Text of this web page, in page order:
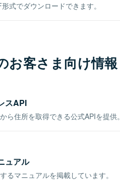
式でダウンロードできます。
お客さま向け情報
スAPI
ら住所を取得できる公式APIを提供。
ュアル
るマニュアルを掲載しています。